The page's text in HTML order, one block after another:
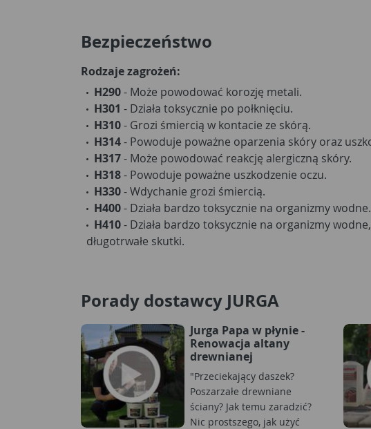
Bezpieczeństwo
Rodzaje zagrożeń:
H290- Może powodować korozję metali.
H301 - Działa toksycznie po połknięciu.
H310- Grozi śmiercią w kontacie ze skórą.
H314- Powoduje poważne oparzenia skóry oraz
H317- Może powodować reakcję alergiczną skóry.
H318- Powoduje poważne uszkodzenie oczu.
H330- Wdychanie grozi śmiercią.
H400- Działa bardzo toksycznie na organizmy wodne.
H410- Działa bardzo toksycznie na organizmy
długotrwałe skutki.
Porady dostawcy JURGA
Jurga Papa w płynie -
Renowacja altany
drewnianej
"Przeciekający daszek?
Poszarzałe drewniane
ściany? Jak temu zaradzić?
Nic prostszego, jak użyć